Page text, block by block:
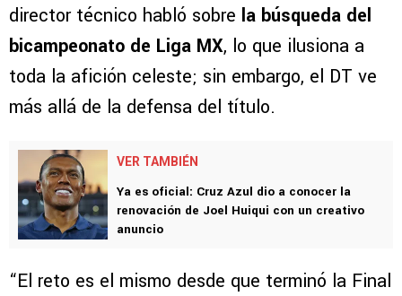
director técnico habló sobre la búsqueda del
bicampeonato de Liga MX, lo que ilusiona a
toda la afición celeste; sin embargo, el DT ve
más allá de la defensa del título.
VER TAMBIÉN
Ya es oficial: Cruz Azul dio a conocer la
renovación de Joel Huiqui con un creativo
anuncio
“El reto es el mismo desde que terminó la Final